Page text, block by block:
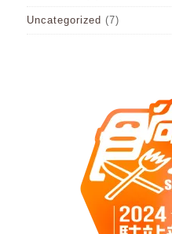
Uncategorized (7)